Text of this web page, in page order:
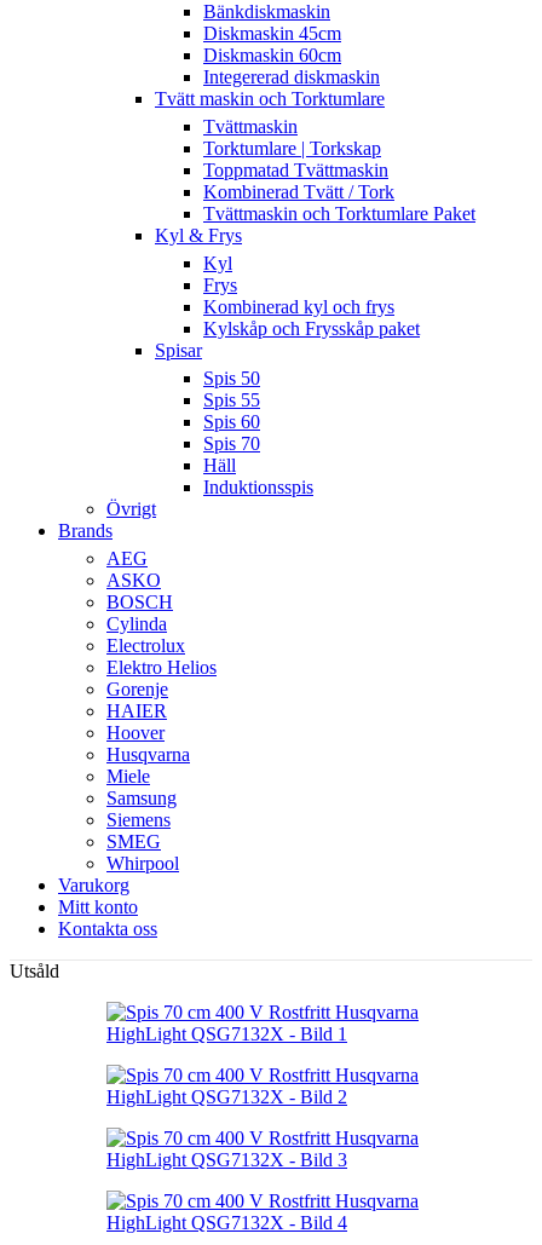
Bänkdiskmaskin
Diskmaskin 45cm
Diskmaskin 60cm
Integererad diskmaskin
Tvätt maskin och Torktumlare
Tvättmaskin
Torktumlare | Torkskap
Toppmatad Tvättmaskin
Kombinerad Tvätt / Tork
Tvättmaskin och Torktumlare Paket
Kyl & Frys
Kyl
Frys
Kombinerad kyl och frys
Kylskåp och Frysskåp paket
Spisar
Spis 50
Spis 55
Spis 60
Spis 70
Häll
Induktionsspis
Övrigt
Brands
AEG
ASKO
BOSCH
Cylinda
Electrolux
Elektro Helios
Gorenje
HAIER
Hoover
Husqvarna
Miele
Samsung
Siemens
SMEG
Whirpool
Varukorg
Mitt konto
Kontakta oss
Utsåld